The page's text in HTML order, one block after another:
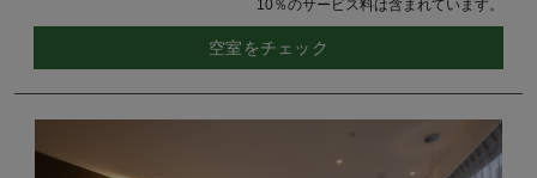
10％のサービス料は含まれています。
空室をチェック